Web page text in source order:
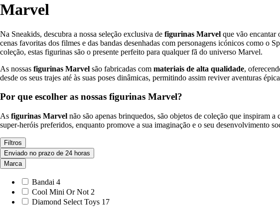
Marvel
Na Sneakids, descubra a nossa seleção exclusiva de figurinas Marvel que vão encantar
cenas favoritas dos filmes e das bandas desenhadas com personagens icónicos como
coleção, estas figurinas são o presente perfeito para qualquer fã do universo Marvel.
As nossas figurinas Marvel são fabricadas com materiais de alta qualidade,
desde os seus trajes até às suas poses dinâmicas, permitindo assim reviver aventuras
Por que escolher as nossas figurinas Marvel?
As figurinas Marvel não são apenas brinquedos, são objetos de coleção que inspiram
super-heróis preferidos, enquanto promove a sua imaginação e o seu desenvolvimento
Filtros
Enviado no prazo de 24 horas
Marca
Bandai 4
Cool Mini Or Not 2
Diamond Select Toys 17